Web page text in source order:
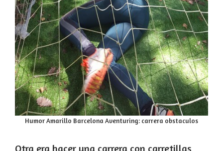
Humor Amarillo Barcelona Aventuring: carrera obstaculos
Otra era hacer una carrera con carretillas